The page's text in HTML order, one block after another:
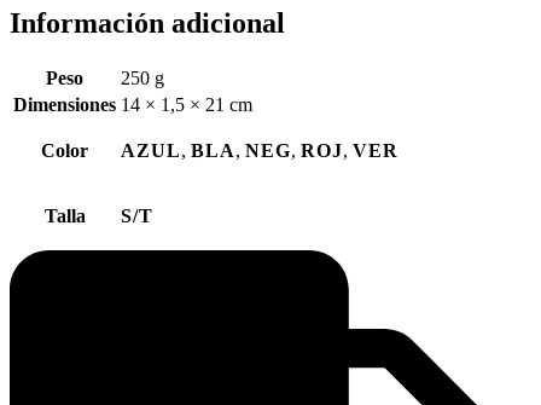
Información adicional
Peso
250 g
Dimensiones 14 × 1,5 × 21 cm
Color AZUL, BLA, NEG, ROJ, VER
Talla S/T